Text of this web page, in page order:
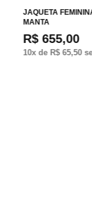
JAQUETA
MANTA
R$ 655,00
10x de R$ 65,50